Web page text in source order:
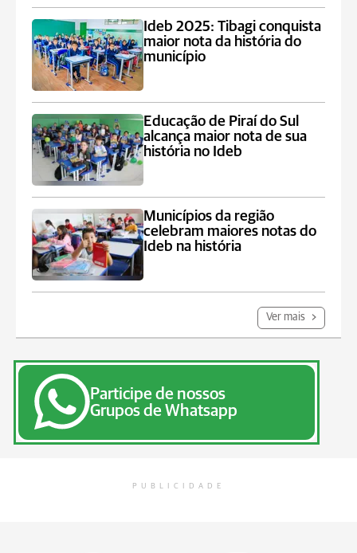
Ideb 2025: Tibagi conquista
maior nota da história do
município
Educação de Piraí do Sul
alcança maior nota de sua
história no Ideb
Municípios da região
celebram maiores notas do
Ideb na história
Ver mais
Participe de nossos
Grupos de Whatsapp
PUBLICIDADE